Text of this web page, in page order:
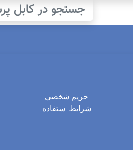
جستجو در کابل
حریم شخصی
شرایط استفاده